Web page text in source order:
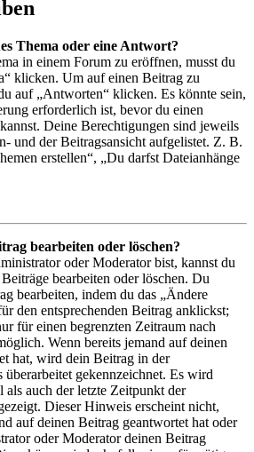
Thema oder eine Antwort?
in einem Forum zu eröffnen, musst du
klicken. Um auf einen Beitrag zu
auf „Antworten“ klicken. Es könnte sein,
erforderlich ist, bevor du einen
Deine Berechtigungen sind jeweils
und der Beitragsansicht aufgelistet. Z. B.
erstellen“, „Du darfst Dateianhänge
bearbeiten oder löschen?
oder Moderator bist, kannst du
bearbeiten oder löschen. Du
bearbeiten, indem du das „Ändere
den entsprechenden Beitrag anklickst;
für einen begrenzten Zeitraum nach
Wenn bereits jemand auf deinen
hat, wird dein Beitrag in der
überarbeitet gekennzeichnet. Es wird
auch der letzte Zeitpunkt der
Dieser Hinweis erscheint nicht,
auf deinen Beitrag geantwortet hat oder
oder Moderator deinen Beitrag